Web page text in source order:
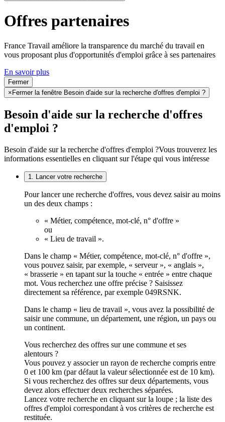
Offres partenaires
France Travail améliore la transparence du marché du travail en
vous proposant plus d'opportunités d'emploi grâce à ses partenaires
En savoir plus
Fermer
× Fermer la fenêtre Besoin d'aide sur la recherche d'offres d'emploi ?
Besoin d'aide sur la recherche d'offres
d'emploi ?
Besoin d'aide sur la recherche d'offres d'emploi ?Vous trouverez les
informations essentielles en cliquant sur l'étape qui vous intéresse
1. Lancer votre recherche
Pour lancer une recherche d'offres, vous devez saisir au moins
un des deux champs :
« Métier, compétence, mot-clé, n° d'offre »
ou
« Lieu de travail ».
Dans le champ « Métier, compétence, mot-clé, n° d'offre »,
vous pouvez saisir, par exemple, « serveur », « anglais »,
« brasserie » en tapant sur la touche « entrée » entre chaque
mot. Vous recherchez une offre précise ? Saisissez
directement sa référence, par exemple 049RSNK.
Dans le champ « lieu de travail », vous avez la possibilité de
saisir une commune, un département, une région, un pays ou
un continent.
Vous recherchez des offres sur une commune et ses
alentours ?
Vous pouvez y associer un rayon de recherche compris entre
0 et 100 km (par défaut la valeur sélectionnée est de 10 km).
Si vous recherchez des offres sur deux départements, vous
devez alors effectuer deux recherches séparées.
Lancez votre recherche en cliquant sur la loupe ; la liste des
offres d'emploi correspondant à vos critères de recherche est
restituée.